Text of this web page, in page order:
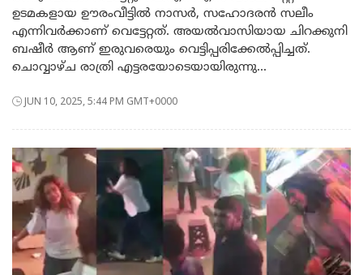
ഉടമകളായ ഊരംവീട്ടിൽ നാസർ, സഹോദരൻ സലീം
എന്നിവർക്കാണ് വെട്ടേറ്റത്. അയൽവാസിയായ ചിറക്കുനി
ബഷീർ ആണ് ഇരുവരെയും വെട്ടിപ്പരിക്കേൽപ്പിച്ചത്.
ചൊവ്വാഴ്ച രാത്രി എട്ടരയോടെയായിരുന്നു...
JUN 10, 2025, 5:44 PM GMT+0000